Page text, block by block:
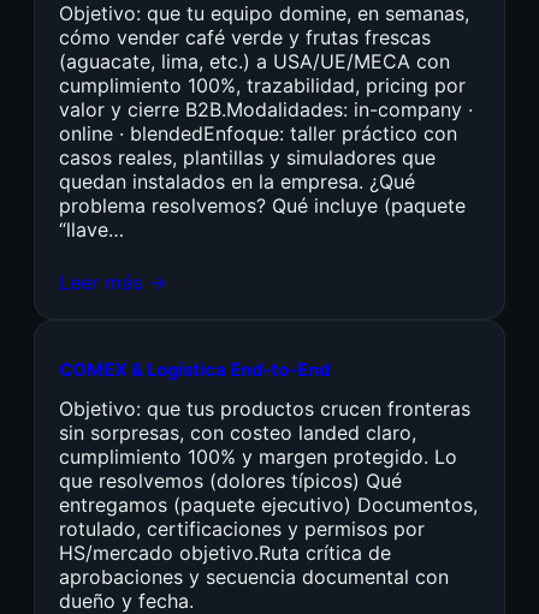
Objetivo: que tu equipo domine, en semanas,
cómo vender café verde y frutas frescas
(aguacate, lima, etc.) a USA/UE/MECA con
cumplimiento 100%, trazabilidad, pricing por
valor y cierre B2B.Modalidades: in-company ·
online · blendedEnfoque: taller práctico con
casos reales, plantillas y simuladores que
quedan instalados en la empresa. ¿Qué
problema resolvemos? Qué incluye (paquete
“llave…
Leer más →
COMEX & Logística End-to-End
Objetivo: que tus productos crucen fronteras
sin sorpresas, con costeo landed claro,
cumplimiento 100% y margen protegido. Lo
que resolvemos (dolores típicos) Qué
entregamos (paquete ejecutivo) Documentos,
rotulado, certificaciones y permisos por
HS/mercado objetivo.Ruta crítica de
aprobaciones y secuencia documental con
dueño y fecha.